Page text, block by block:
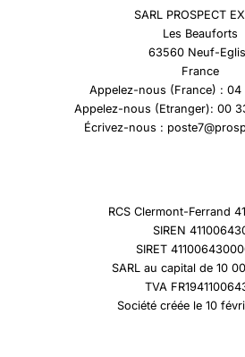
SARL PROSPECT
Les Beauforts
63560 Neuf-
France
Appelez-nous (France) : 04
Appelez-nous (Etranger): 00
Écrivez-nous :
RCS Clermont-Ferrand
SIREN
SIRET
SARL au capital de 10
TVA
Société créée le 10